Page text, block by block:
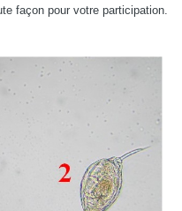
façon pour votre participation.